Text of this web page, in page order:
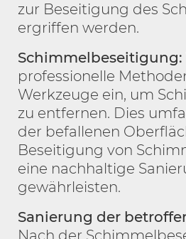
zur Beseitigung des
ergriffen werden.
Schimmelbeseitigung:
professionelle
Werkzeuge ein, um
zu entfernen. Dies
der befallenen
Beseitigung von
eine nachhaltige
gewährleisten.
Sanierung der
Nach der